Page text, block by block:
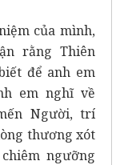
của mình,
rằng Thiên
để anh em
em nghĩ về
Người, trí
thương xót
ngưỡng